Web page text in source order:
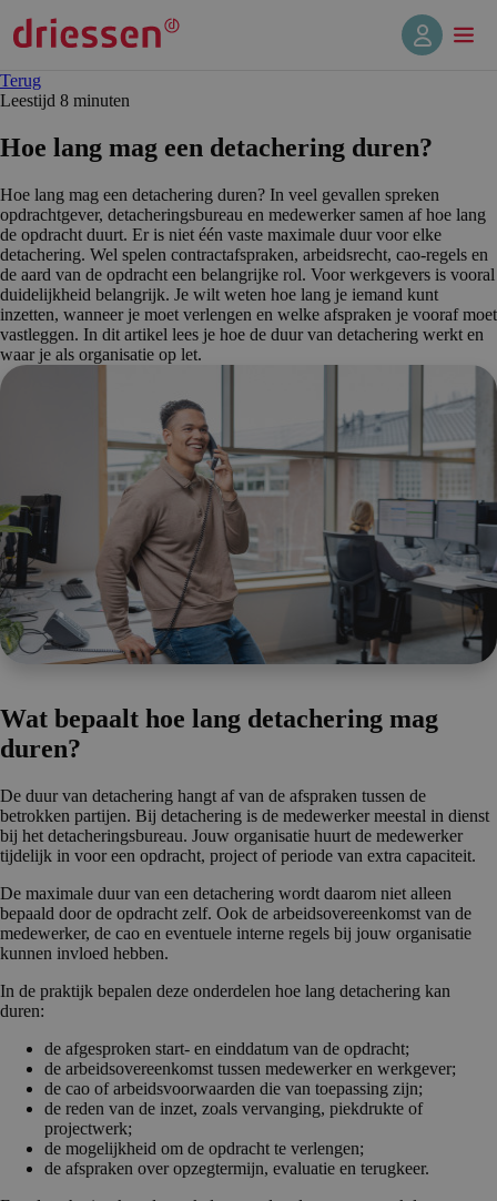
Terug
Leestijd 8 minuten
Hoe lang mag een detachering duren?
Hoe lang mag een detachering duren? In veel gevallen spreken
opdrachtgever, detacheringsbureau en medewerker samen af hoe lang
de opdracht duurt. Er is niet één vaste maximale duur voor elke
detachering. Wel spelen contractafspraken, arbeidsrecht, cao-regels en
de aard van de opdracht een belangrijke rol. Voor werkgevers is vooral
duidelijkheid belangrijk. Je wilt weten hoe lang je iemand kunt
inzetten, wanneer je moet verlengen en welke afspraken je vooraf moet
vastleggen. In dit artikel lees je hoe de duur van detachering werkt en
waar je als organisatie op let.
Wat bepaalt hoe lang detachering mag
duren?
De duur van detachering hangt af van de afspraken tussen de
betrokken partijen. Bij detachering is de medewerker meestal in dienst
bij het detacheringsbureau. Jouw organisatie huurt de medewerker
tijdelijk in voor een opdracht, project of periode van extra capaciteit.
De maximale duur van een detachering wordt daarom niet alleen
bepaald door de opdracht zelf. Ook de arbeidsovereenkomst van de
medewerker, de cao en eventuele interne regels bij jouw organisatie
kunnen invloed hebben.
In de praktijk bepalen deze onderdelen hoe lang detachering kan
duren:
de afgesproken start- en einddatum van de opdracht;
de arbeidsovereenkomst tussen medewerker en werkgever;
de cao of arbeidsvoorwaarden die van toepassing zijn;
de reden van de inzet, zoals vervanging, piekdrukte of
projectwerk;
de mogelijkheid om de opdracht te verlengen;
de afspraken over opzegtermijn, evaluatie en terugkeer.